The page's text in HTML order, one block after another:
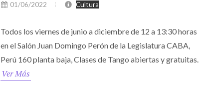
01/06/2022 Cultura
Todos los viernes de junio a diciembre de 12 a 13:30 horas
en el Salón Juan Domingo Perón de la Legislatura CABA,
Perú 160 planta baja, Clases de Tango abiertas y gratuitas.
Ver Más